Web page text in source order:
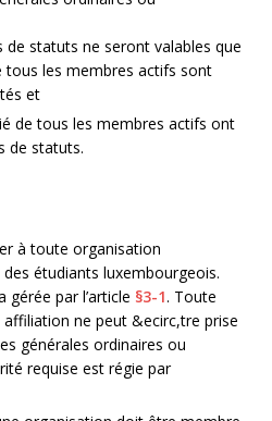
de statuts ne seront valables que
tous les membres actifs sont
et
de tous les membres actifs ont
de statuts.
à toute organisation
étudiants luxembourgeois.
gérée par l’article §3-1. Toute
ne peut &ecirc,tre prise
générales ordinaires ou
requise est régie par